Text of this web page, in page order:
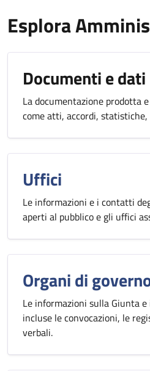
Esplora
Documenti e dati
La documentazione prodotta
come atti, accordi,
Uffici
Le informazioni e i contatti
aperti al pubblico e gli uffici
Organi di
Le informazioni sulla Giunta
incluse le convocazioni, le
verbali.